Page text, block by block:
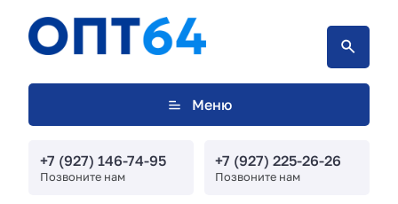
Меню
+7 (927) 146-74-95
Позвоните нам
+7 (927) 225-26-26
Позвоните нам